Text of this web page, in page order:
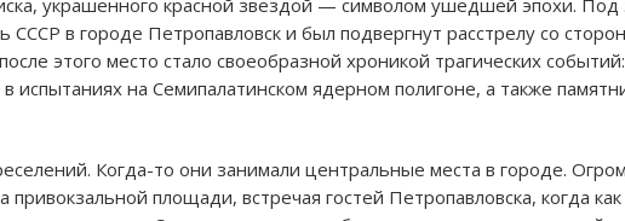
СССР в городе Петропавловск и был подвергнут расстрелу со
этого место стало своеобразной хроникой трагических событий:
испытаниях на Семипалатинском ядерном полигоне, а также
Когда-то они занимали центральные места в городе.
площади, встречая гостей Петропавловска, когда как